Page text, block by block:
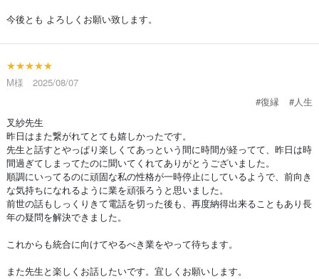
今後とも よろしくお願い致します。
★★★★★
M様 2025/08/07
#復縁
#人生
叉紗先生
昨日はまた繋がれてとても嬉しかったです。
先生と話すとやっぱり楽しくてあっという間に時間が経ってて、昨日は時
間過ぎてしまってたのに聞いてくれてありがとうございました。
順調にいってるのに頑固な私の性格が一時停止にしているようで、前向き
な気持ちになれるように業を頑張ろうと思いました。
前世の話もしっくりきて電話を切った後も、再度納得出来ることもあり長
年の疑問を解決できました。
これからも統合に向けてやるべき業をやって待ちます。
また先生と楽しくお話したいです。宜しくお願いします。